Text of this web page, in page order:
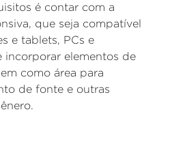
é contar com a
que seja compatível
e tablets, PCs e
incorporar elementos de
como área para
de fonte e outras